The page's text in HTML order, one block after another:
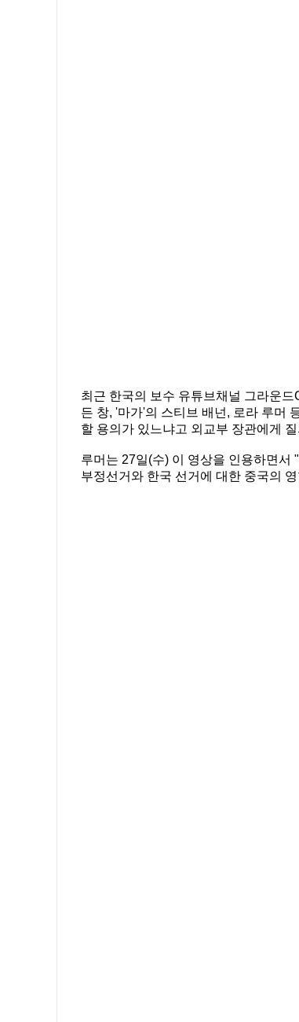
최근 한국의 보수 유튜브채널 그라운
든 창, '마가'의 스티브 배넌, 로라 루머
할 용의가 있느냐고 외교부 장관에게
루머는 27일(수) 이 영상을 인용하면서
부정선거와 한국 선거에 대한 중국의